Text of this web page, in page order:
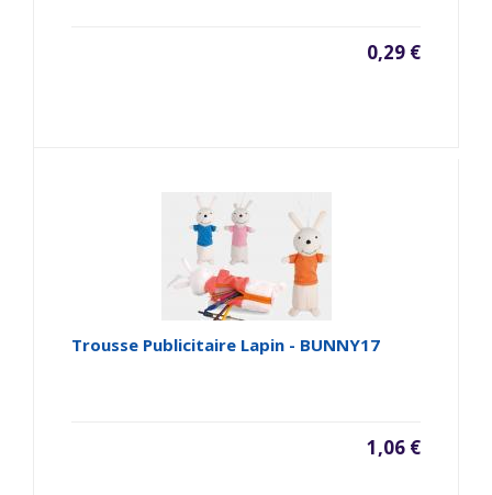
0,29 €
Trousse Publicitaire Lapin - BUNNY17
1,06 €